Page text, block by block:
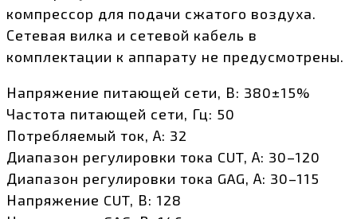
компрессор для подачи сжатого воздуха.
Сетевая вилка и сетевой кабель в
комплектации к аппарату не предусмотрены.
Напряжение питающей сети, В: 380±15%
Частота питающей сети, Гц: 50
Потребляемый ток, А: 32
Диапазон регулировки тока CUT, А: 30–120
Диапазон регулировки тока GAG, А: 30–115
Напряжение CUT, В: 128